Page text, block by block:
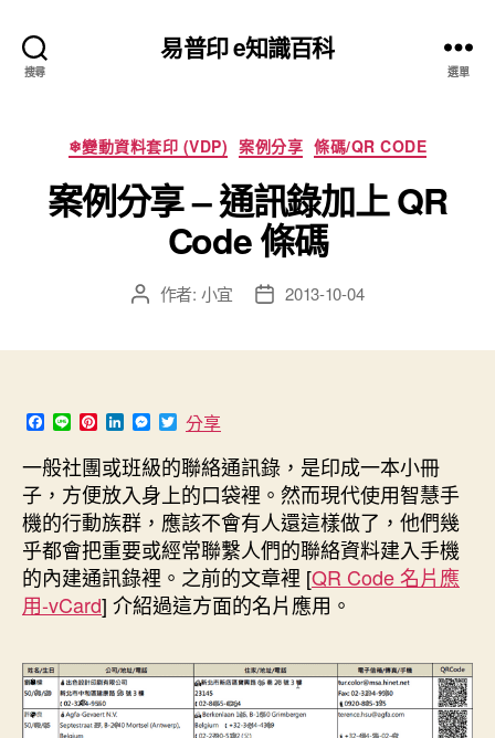
搜尋
易普印 e知識百科
選單
分
類
❄變動資料套印 (VDP) 案例分享 條碼/QR CODE
案例分享 – 通訊錄加上 QR
Code 條碼
文 作者: 小宜
文 2013-10-04
F
a
c
e
b
o
o
k
L
n
e
P
n
t
e
r
e
s
t
L
n
k
e
d
I
n
M
e
s
s
e
n
g
e
r
T
w
i
t
t
e
r
分享
一般社團或班級的聯絡通訊錄，是印成一本小冊
子，方便放入身上的口袋裡。然而現代使用智慧手
機的行動族群，應該不會有人還這樣做了，他們幾
乎都會把重要或經常聯繫人們的聯絡資料建入手機
的內建通訊錄裡。之前的文章裡 [QR Code 名片應
用-vCard] 介紹過這方面的名片應用。